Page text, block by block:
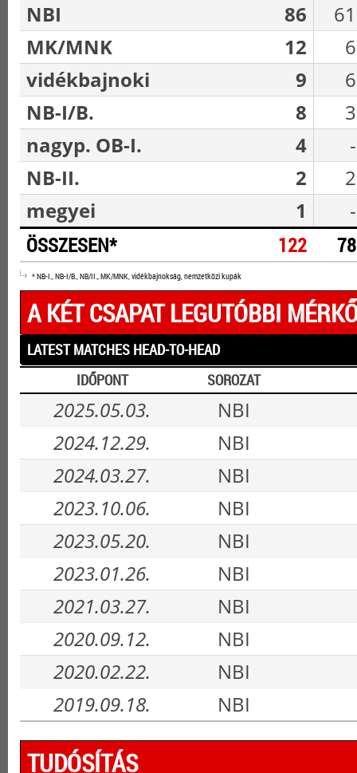
NBI 86
61
MK/MNK
12
6
vidékbajnoki
9
6
NB-I/B.
8
3
nagyp. OB-I.
4
-
NB-II.
2
2
megyei
1 -
ÖSSZESEN* 122 78
* NB-I., NB-I/B., NB/II., MK/MNK, vidékbajnokság, nemzetközi kupák
A KÉT CSAPAT LEGUTÓBBI
LATEST MATCHES HEAD-TO-HEAD
IDŐPONT
SOROZAT
2025.05.03.
NBI
2024.12.29.
NBI
2024.03.27.
NBI
2023.10.06.
NBI
2023.05.20.
NBI
2023.01.26.
NBI
2021.03.27.
NBI
2020.09.12.
NBI
2020.02.22.
NBI
2019.09.18.
NBI
TUDÓSÍTÁS